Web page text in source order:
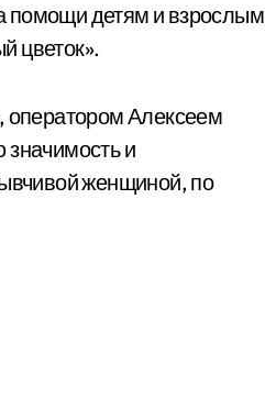
помощи детям и взрослым
цветок».
оператором Алексеем
и
женщиной, по